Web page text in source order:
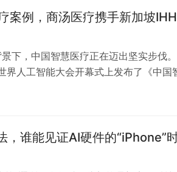
案例，商汤医疗携手新加坡
下，中国智慧医疗正在迈出坚实步伐
人工智能大会开幕式上发布了《中国
国A…
，谁能见证AI硬件的“iPhone”